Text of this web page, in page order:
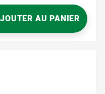
AU PANIER